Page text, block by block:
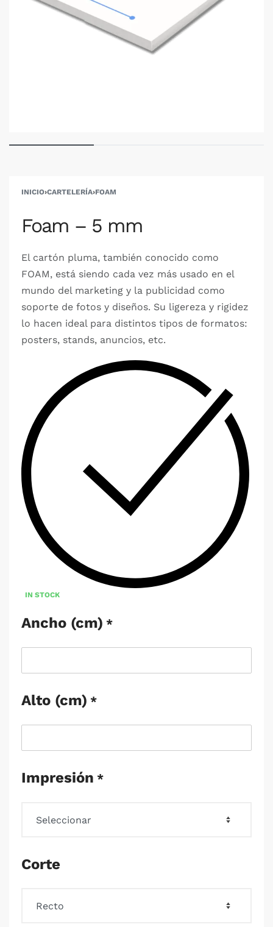
INICIO›CARTELERÍA›FOAM
Foam – 5 mm
El cartón pluma, también conocido como
FOAM, está siendo cada vez más usado en el
mundo del marketing y la publicidad como
soporte de fotos y diseños. Su ligereza y rigidez
lo hacen ideal para distintos tipos de formatos:
posters, stands, anuncios, etc.
IN STOCK
Ancho (cm) *
Alto (cm) *
Impresión *
Corte